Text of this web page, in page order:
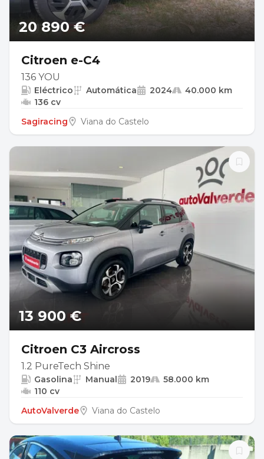
20 890 €
Citroen e-C4
136 YOU
Eléctrico Automática 2024
40.000 km
136 cv
Sagiracing
Viana do Castelo
13 900 €
Citroen C3 Aircross
1.2 PureTech Shine
Gasolina Manual 2019
58.000 km
110 cv
AutoValverde
Viana do Castelo